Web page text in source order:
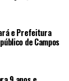
e Prefeitura
de Campos